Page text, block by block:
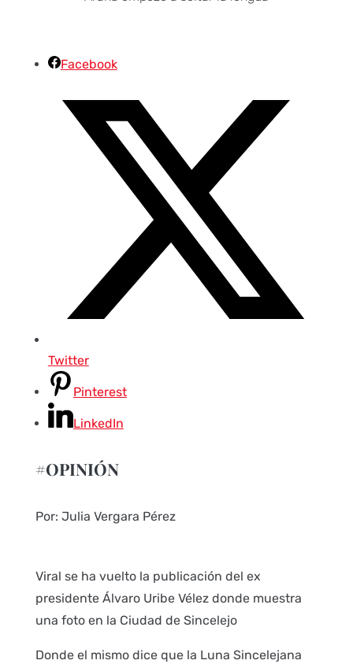
Facebook
Twitter
Pinterest
LinkedIn
#OPINIÓN
Por: Julia Vergara Pérez
Viral se ha vuelto la publicación del ex
presidente Álvaro Uribe Vélez donde muestra
una foto en la Ciudad de Sincelejo
Donde el mismo dice que la Luna Sincelejana